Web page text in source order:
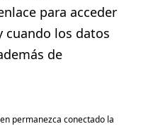
para acceder
cuando los datos
de
permanezca conectado la